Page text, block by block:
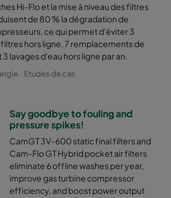
Hi-Flo et la mise à niveau des filtres
de 80 % la dégradation de
ce qui permet d'éviter 3
hors ligne, 7 remplacements de
lavages d'eau hors ligne par an.
Etudes de cas
Say goodbye to fouling and
pressure spikes!
CamGT 3V-600 static final filters and
Cam-Flo GT Hybrid pocket air filters
eliminate 6 offline washes per year,
improve gas turbine compressor
efficiency, and boost power output